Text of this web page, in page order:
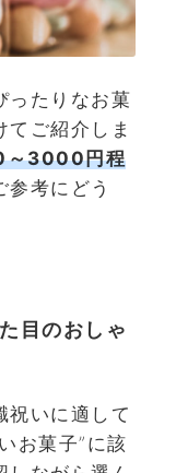
ったりなお菓
ご紹介しま
3000円程
考にどう
目のおしゃ
祝いに適して
お菓子”に該